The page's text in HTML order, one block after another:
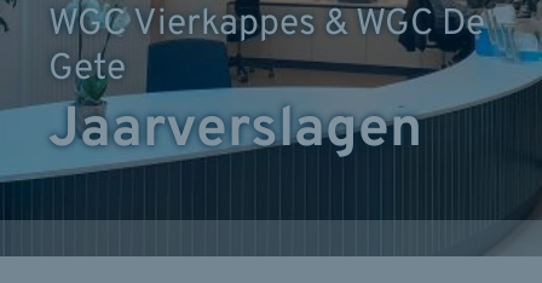
WGC Vierkappes & WGC De
Gete
Jaarverslagen